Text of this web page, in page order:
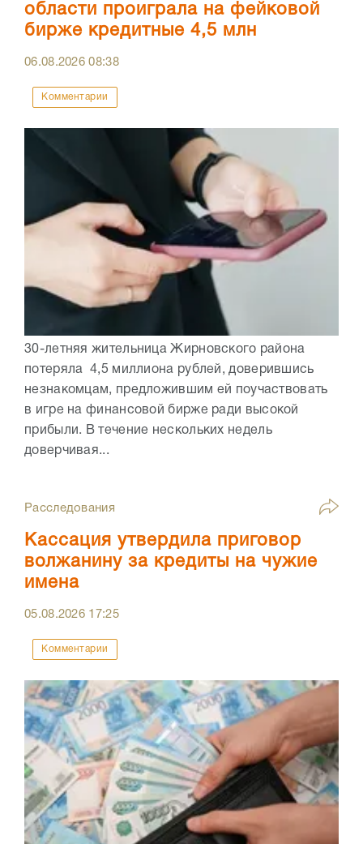
области проиграла на фейковой
бирже кредитные 4,5 млн
06.08.202608:38
Комментарии
30-летняя жительница Жирновского района
потеряла 4,5 миллиона рублей, доверившись
незнакомцам, предложившим ей поучаствовать
в игре на финансовой бирже ради высокой
прибыли. В течение нескольких недель
доверчивая...
Расследования
Кассация утвердила приговор
волжанину за кредиты на чужие
имена
05.08.2026 17:25
Комментарии